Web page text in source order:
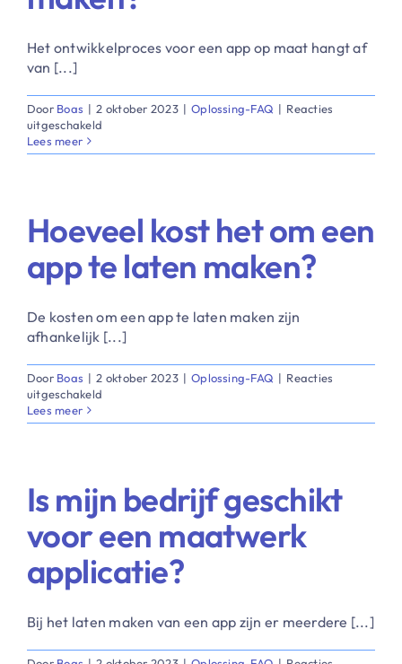
​Het ontwikkelproces voor een app op maat hangt af
van [...]
Door Boas | 2 oktober 2023 | Oplossing-FAQ | Reacties
uitgeschakeld
lang
app
laten
Lees meer
Hoeveel kost het om een
app te laten maken?
​De kosten om een app te laten maken zijn
afhankelijk [...]
Door Boas | 2 oktober 2023 | Oplossing-FAQ | Reacties
uitgeschakeld
kost
te
maken?
Lees meer
Is mijn bedrijf geschikt
voor een maatwerk
applicatie?
​Bij het laten maken van een app zijn er meerdere [...]